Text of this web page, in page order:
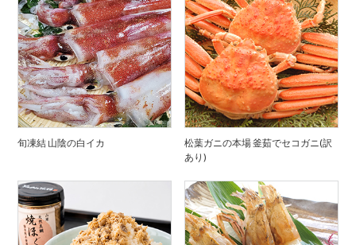
旬凍結 山陰の白イカ
松葉ガニの本場 釜茹でセコガニ(訳
あり)